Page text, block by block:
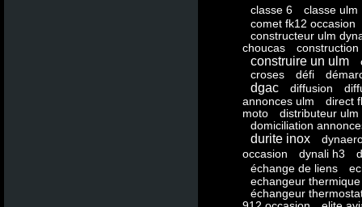
classe 6
classe ulm
comet fk12 occasion
constructeur ulm
choucas
construction
construire un ulm
croses
défi
dgac diffusion
annonces ulm
direct
moto
distributeur ulm
domiciliation
durite inox
occasion
dynali h3
échange de liens
echangeur
échangeur